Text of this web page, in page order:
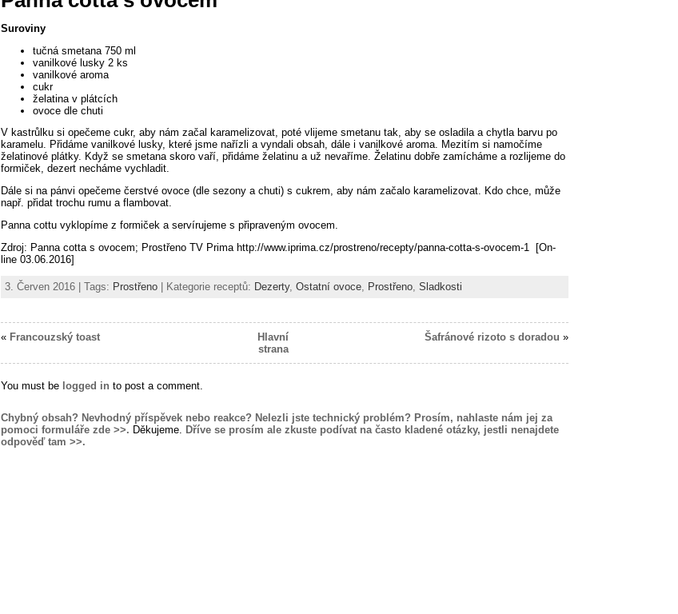
Suroviny
tučná smetana 750 ml
vanilkové lusky 2 ks
vanilkové aroma
cukr
želatina v plátcích
ovoce dle chuti
V kastrůlku si opečeme cukr, aby nám začal karamelizovat, poté vlijeme smetanu tak, aby se osladila a chytla barvu po
karamelu. Přidáme vanilkové lusky, které jsme nařízli a vyndali obsah, dále i vanilkové aroma. Mezitím si namočíme
želatinové plátky. Když se smetana skoro vaří, přidáme želatinu a už nevaříme. Želatinu dobře zamícháme a rozlijeme do
formiček, dezert necháme vychladit.
Dále si na pánvi opečeme čerstvé ovoce (dle sezony a chuti) s cukrem, aby nám začalo karamelizovat. Kdo chce, může
např. přidat trochu rumu a flambovat.
Panna cottu vyklopíme z formiček a servírujeme s připraveným ovocem.
Zdroj: Panna cotta s ovocem; Prostřeno TV Prima http://www.iprima.cz/prostreno/recepty/panna-cotta-s-ovocem-1 [On-
line 03.06.2016]
3. Červen 2016 | Tags: Prostřeno | Kategorie receptů: Dezerty, Ostatní ovoce Prostřeno Sladkosti
« Francouzský toast
Hlavní
strana
Šafránové rizoto s doradou »
You must be logged in to post a comment.
Chybný obsah? Nevhodný příspěvek nebo reakce? Nelezli jste technický problém? Prosím, nahlaste nám jej za
pomoci formuláře zde >>. Děkujeme. Dříve se prosím ale zkuste podívat na často kladené otázky, jestli nenajdete
odpověď tam >>.